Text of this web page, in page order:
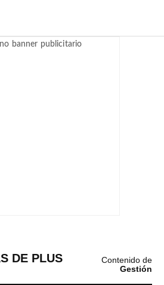
DE PLUS
Contenido de
Gestión